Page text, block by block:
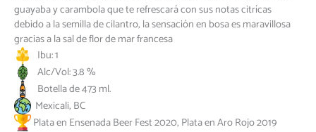
guayaba y carambola que te refrescará con sus notas citrícas
debido a la semilla de cilantro, la sensación en bosa es maravillosa
gracias a la sal de flor de mar francesa
Ibu: 1
Alc/Vol: 3.8 %
Botella de 473 ml.
Mexicali, BC
Plata en Ensenada Beer Fest 2020, Plata en Aro Rojo 2019